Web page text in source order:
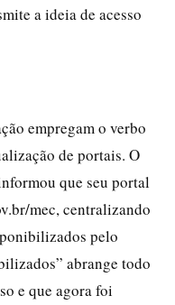
a ideia de acesso
empregam o verbo
de portais. O
que seu portal
mec, centralizando
pelo
abrange todo
e que agora foi